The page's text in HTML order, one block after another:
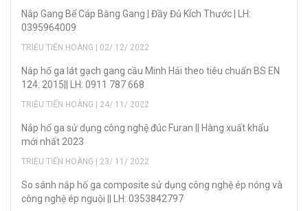
Nắp Gang Bể Cáp Bằng Gang | Đầy Đủ Kích Thước | LH:
0395964009
TRIỆU TIẾN HOÀNG | 02/ 12/ 2022
Nắp hố ga lát gạch gang cầu Minh Hải theo tiêu chuẩn BS EN
124: 2015|| LH: 0911 787 668
TRIỆU TIẾN HOÀNG | 24/ 11/ 2022
Nắp hố ga sử dụng công nghệ đúc Furan || Hàng xuất khẩu
mới nhất 2023
TRIỆU TIẾN HOÀNG | 23/ 11/ 2022
So sánh nắp hố ga composite sử dụng công nghệ ép nóng và
công nghệ ép nguội || LH: 0353842797